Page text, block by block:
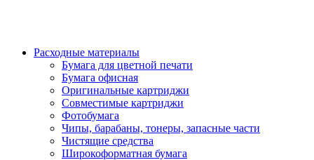
Расходные материалы
Бумага для цветной печати
Бумага офисная
Оригинальные картриджи
Совместимые картриджи
Фотобумага
Чипы, барабаны, тонеры, запасные части
Чистящие средства
Широкоформатная бумага